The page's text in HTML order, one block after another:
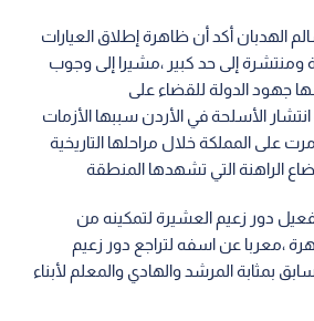
الهدبان أكد أن ظاهرة إطلاق العيارات
ومنتشرة إلى حد كبير ،مشيرا إلى وجوب
جهود الدولة للقضاء على
الأسلحة في الأردن سببها الأزمات
على المملكة خلال مراحلها التاريخية
الراهنة التي تشهدها المنطقة
دور زعيم العشيرة لتمكينه من
،معربا عن اسفه لتراجع دور زعيم
بمثابة المرشد والهادي والمعلم لأبناء